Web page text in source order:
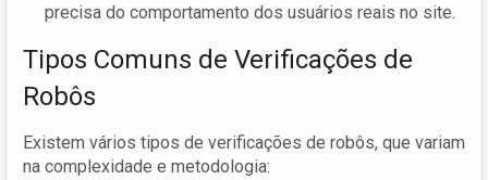
precisa do comportamento dos usuários reais no site.
Tipos Comuns de Verificações de
Robôs
Existem vários tipos de verificações de robôs, que variam
na complexidade e metodologia: